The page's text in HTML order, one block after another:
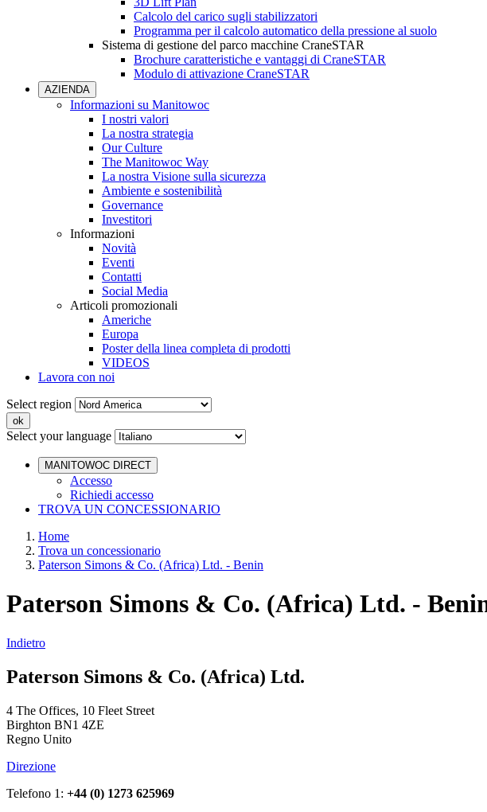
Calcolo del carico sugli stabilizzatori
Programma per il calcolo automatico della pressione al suolo
Sistema di gestione del parco macchine CraneSTAR
Brochure caratteristiche e vantaggi di CraneSTAR
Modulo di attivazione CraneSTAR
AZIENDA
Informazioni su Manitowoc
I nostri valori
La nostra strategia
Our Culture
The Manitowoc Way
La nostra Visione sulla sicurezza
Ambiente e sostenibilità
Governance
Investitori
Informazioni
Novità
Eventi
Contatti
Social Media
Articoli promozionali
Americhe
Europa
Poster della linea completa di prodotti
VIDEOS
Lavora con noi
Select region
Select your language
MANITOWOC DIRECT
Accesso
Richiedi accesso
TROVA UN CONCESSIONARIO
Home
Trova un concessionario
Paterson Simons & Co. (Africa) Ltd. - Benin
Paterson Simons & Co. (Africa) Ltd. -
Indietro
Paterson Simons & Co. (Africa) Ltd.
4 The Offices, 10 Fleet Street
Birghton BN1 4ZE
Regno Unito
Direzione
Telefono 1: +44 (0) 1273 625969